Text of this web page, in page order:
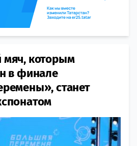
которым
в финале
станет